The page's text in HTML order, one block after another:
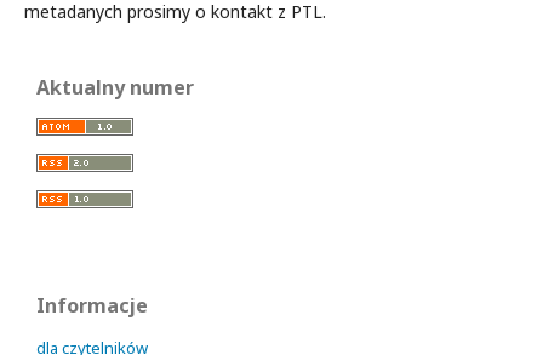
metadanych prosimy o kontakt z PTL.
Aktualny numer
Informacje
dla czytelników